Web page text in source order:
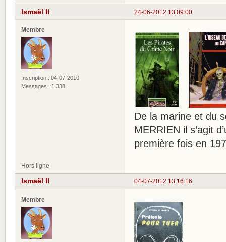
24-06-2012 13:09:00
Ismaël II
Membre
Inscription : 04-07-2010
Messages : 1 338
De la marine et du
MERRIEN il s’agit
première fois en
Hors ligne
04-07-2012 13:16:16
Ismaël II
Membre